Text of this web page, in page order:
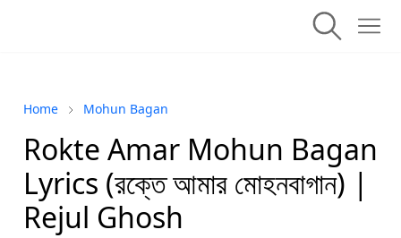
Home Mohun Bagan
Rokte Amar Mohun Bagan
Lyrics (রক্তে আমার মোহনবাগান) |
Rejul Ghosh